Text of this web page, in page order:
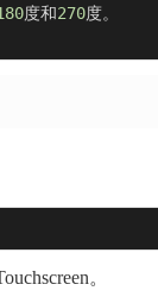
度和270度。
。